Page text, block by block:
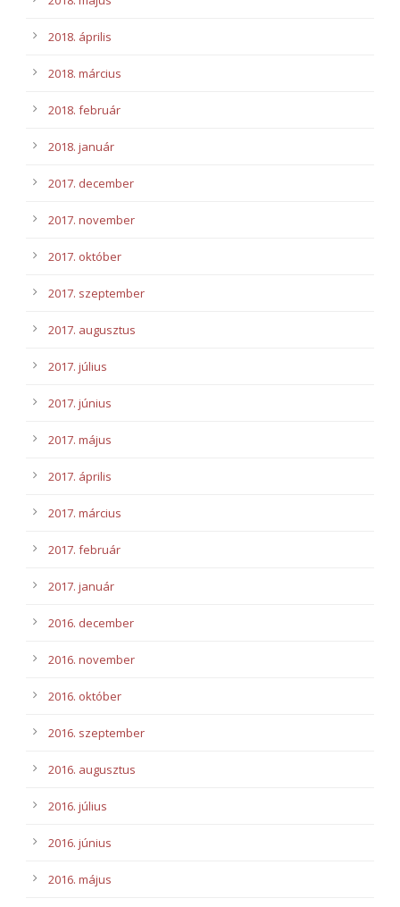
2018. április
2018. március
2018. február
2018. január
2017. december
2017. november
2017. október
2017. szeptember
2017. augusztus
2017. július
2017. június
2017. május
2017. április
2017. március
2017. február
2017. január
2016. december
2016. november
2016. október
2016. szeptember
2016. augusztus
2016. július
2016. június
2016. május